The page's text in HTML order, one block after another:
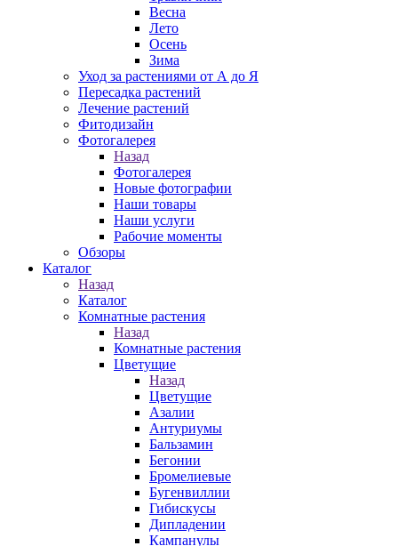
Весна
Лето
Осень
Зима
Уход за растениями от А до Я
Пересадка растений
Лечение растений
Фитодизайн
Фотогалерея
Назад
Фотогалерея
Новые фотографии
Наши товары
Наши услуги
Рабочие моменты
Обзоры
Каталог
Назад
Каталог
Комнатные растения
Назад
Комнатные растения
Цветущие
Назад
Цветущие
Азалии
Антуриумы
Бальзамин
Бегонии
Бромелиевые
Бугенвиллии
Гибискусы
Дипладении
Кампанулы